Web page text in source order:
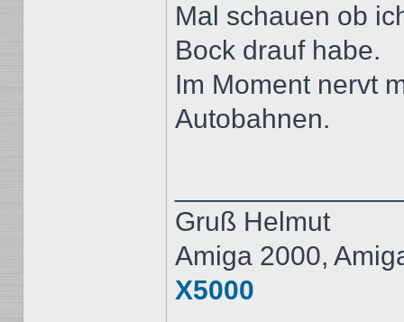
Mal schauen ob
Bock drauf habe.
Im Moment nervt
Autobahnen.
Gruß Helmut
Amiga 2000,
X5000